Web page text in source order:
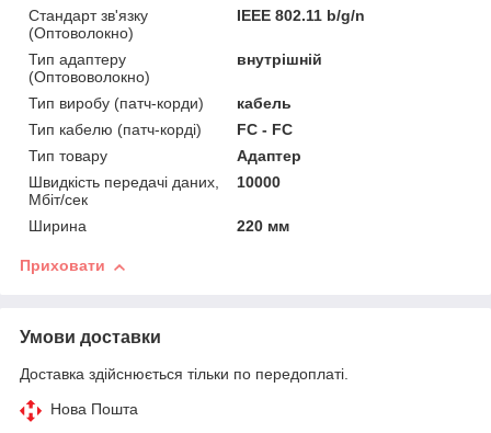
Стандарт зв'язку
(Оптоволокно)
IEEE 802.11 b/g/n
Тип адаптеру
(Оптововолокно)
внутрішній
Тип виробу (патч-корди)
кабель
Тип кабелю (патч-корді)
FC - FC
Тип товару
Адаптер
Швидкість передачі даних,
Мбіт/сек
10000
Ширина 220 мм
Приховати
Умови доставки
Доставка здійснюється тільки по передоплаті.
Нова Пошта